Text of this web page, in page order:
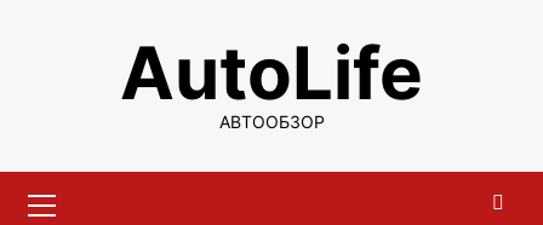
содержимомуAutoLife
АВТООБЗОР
меню